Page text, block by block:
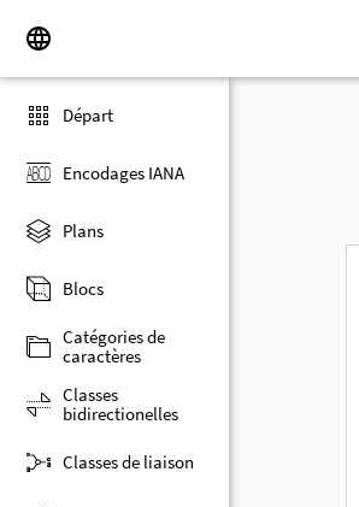
Départ
Encodages IANA
Plans
Blocs
Catégories de
caractères
Classes
bidirectionelles
Classes de liaison